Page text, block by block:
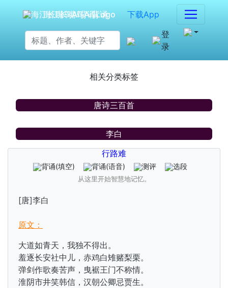
海江长嘴鸟Ai背诵
下载App
登
录
相关分类标签
唐诗三百首
李白
行路难
背诵(填空) 背诵(语音) 测评 选段
从这里开始智慧地记忆。
[唐]李白
原文：
大道如青天，我独不得出。
羞逐长安社中儿，赤鸡白雉赌梨栗。
弹剑作歌奏苦声，曳裾王门不称情。
淮阴市井笑韩信，汉朝公卿忌贾生。